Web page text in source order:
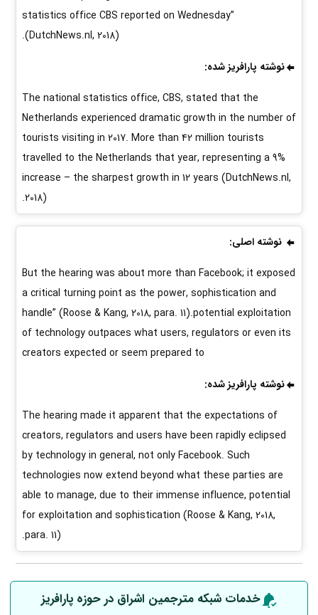
statistics office CBS reported on Wednesday”
(DutchNews.nl, 2018).
نوشته پارافریز شده:
The national statistics office, CBS, stated that the
Netherlands experienced dramatic growth in the number of
tourists visiting in 2017. More than 42 million tourists
travelled to the Netherlands that year, representing a 9%
increase – the sharpest growth in 12 years (DutchNews.nl,
2018).
نوشته اصلی:
But the hearing was about more than Facebook; it exposed
a critical turning point as the power, sophistication and
handle” (Roose & Kang, 2018, para. 11).potential exploitation
of technology outpaces what users, regulators or even its
creators expected or seem prepared to
نوشته پارافریز شده:
The hearing made it apparent that the expectations of
creators, regulators and users have been rapidly eclipsed
by technology in general, not only Facebook. Such
technologies now extend beyond what these parties are
able to manage, due to their immense influence, potential
for exploitation and sophistication (Roose & Kang, 2018,
para. 11).
خدمات شبکه مترجمین اشراق در حوزه پارافریز